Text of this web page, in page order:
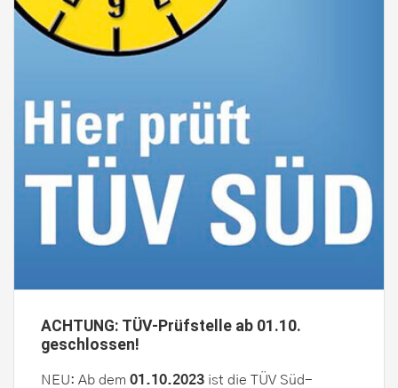
ACHTUNG: TÜV-Prüfstelle ab 01.10.
geschlossen!
NEU: Ab dem 01.10.2023 ist die TÜV Süd-